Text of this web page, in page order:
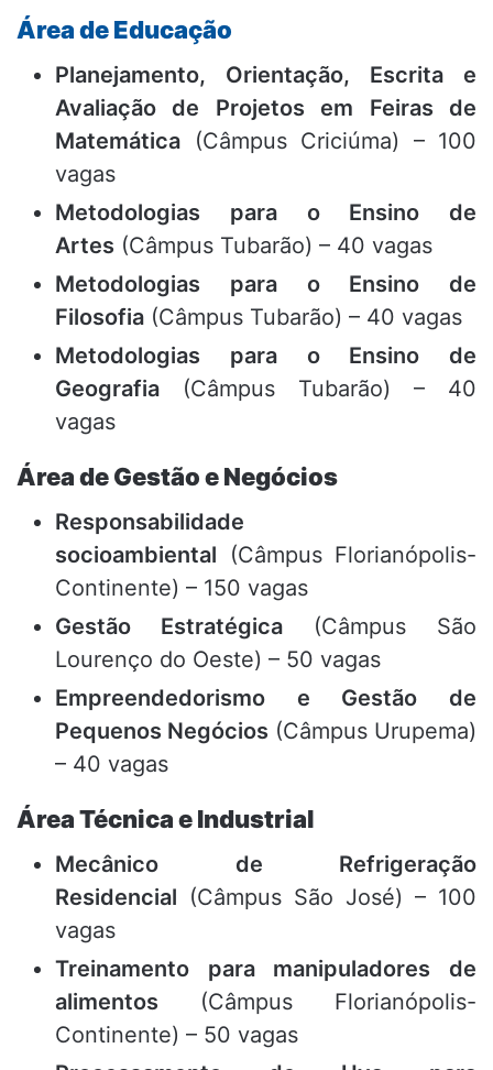
Área de Educação
Planejamento, Orientação, Escrita e
Avaliação de Projetos em Feiras de
Matemática (Câmpus Criciúma) – 100
vagas
Metodologias para o Ensino de
Artes (Câmpus Tubarão) – 40 vagas
Metodologias para o Ensino de
Filosofia (Câmpus Tubarão) – 40 vagas
Metodologias para o Ensino de
Geografia (Câmpus Tubarão) – 40
vagas
Área de Gestão e Negócios
Responsabilidade
socioambiental (Câmpus Florianópolis-
Continente) – 150 vagas
Gestão Estratégica (Câmpus São
Lourenço do Oeste) – 50 vagas
Empreendedorismo e Gestão de
Pequenos Negócios (Câmpus Urupema)
– 40 vagas
Área Técnica e Industrial
Mecânico de Refrigeração
Residencial (Câmpus São José) – 100
vagas
Treinamento para manipuladores de
alimentos (Câmpus Florianópolis-
Continente) – 50 vagas